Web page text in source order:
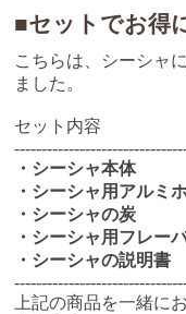
■セットでお得
こちらは、シーシャ
ました。
セット内容
・シーシャ本体
・シーシャ用アルミ
・シーシャの炭
・シーシャ用フレー
・シーシャの説明書
上記の商品を一緒に